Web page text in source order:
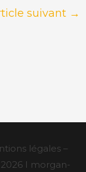
suivant →
légales –
I morgan-